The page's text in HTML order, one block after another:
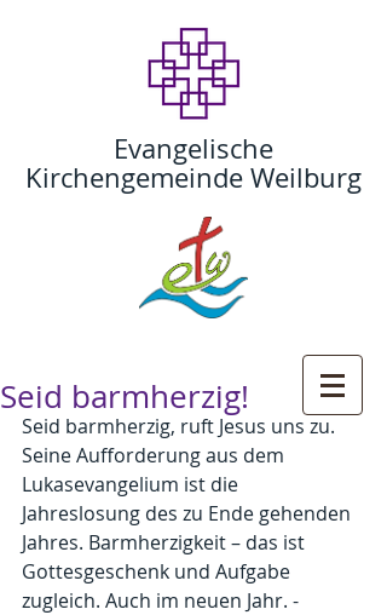
Evangelische
Kirchengemeinde Weilburg
Seid barmherzig!
Seid barmherzig, ruft Jesus uns zu.
Seine Aufforderung aus dem
Lukasevangelium ist die
Jahreslosung des zu Ende gehenden
Jahres. Barmherzigkeit – das ist
Gottesgeschenk und Aufgabe
zugleich. Auch im neuen Jahr. -